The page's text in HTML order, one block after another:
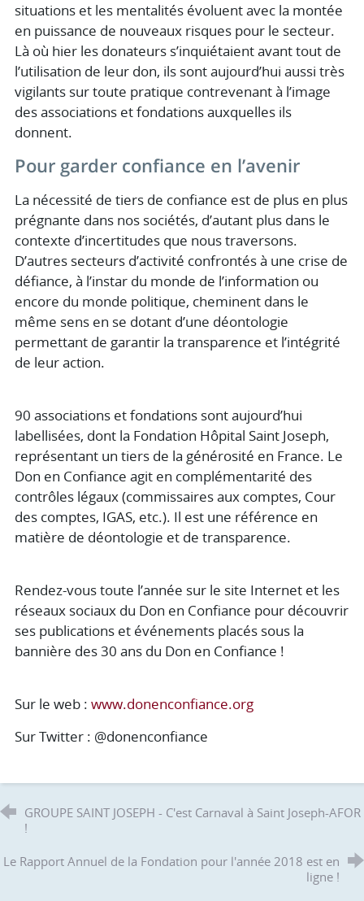
situations et les mentalités évoluent avec la montée
en puissance de nouveaux risques pour le secteur.
Là où hier les donateurs s’inquiétaient avant tout de
l’utilisation de leur don, ils sont aujourd’hui aussi très
vigilants sur toute pratique contrevenant à l’image
des associations et fondations auxquelles ils
donnent.
Pour garder confiance en l’avenir
La nécessité de tiers de confiance est de plus en plus
prégnante dans nos sociétés, d’autant plus dans le
contexte d’incertitudes que nous traversons.
D’autres secteurs d’activité confrontés à une crise de
défiance, à l’instar du monde de l’information ou
encore du monde politique, cheminent dans le
même sens en se dotant d’une déontologie
permettant de garantir la transparence et l’intégrité
de leur action.
90 associations et fondations sont aujourd’hui
labellisées, dont la Fondation Hôpital Saint Joseph,
représentant un tiers de la générosité en France. Le
Don en Confiance agit en complémentarité des
contrôles légaux (commissaires aux comptes, Cour
des comptes, IGAS, etc.). Il est une référence en
matière de déontologie et de transparence.
Rendez-vous toute l’année sur le site Internet et les
réseaux sociaux du Don en Confiance pour découvrir
ses publications et événements placés sous la
bannière des 30 ans du Don en Confiance !
Sur le web : www.donenconfiance.org
Sur Twitter : @donenconfiance
GROUPE SAINT JOSEPH - C'est Carnaval à Saint Joseph-AFOR
!
Le Rapport Annuel de la Fondation pour l'année 2018 est en
ligne !